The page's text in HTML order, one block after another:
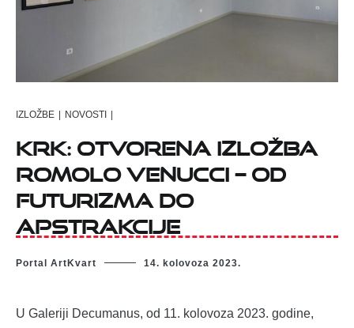
IZLOŽBE | NOVOSTI |
Krk: Otvorena izložba
Romolo Venucci – od
futurizma do
apstrakcije
Portal ArtKvart 14. kolovoza 2023.
U Galeriji Decumanus, od 11. kolovoza 2023. godine,